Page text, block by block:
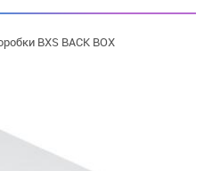
BXS BACK BOX